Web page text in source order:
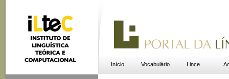
Início Vocabulário Lince